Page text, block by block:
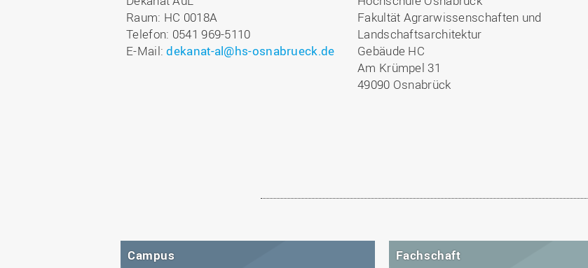
Raum: HC 0018A
Telefon: 0541 969-5110
E-Mail:dekanat-al@hs-osnabrueck.de
Fakultät Agrarwissenschaften und
Landschaftsarchitektur
Gebäude HC
Am Krümpel 31
49090 Osnabrück
Campus Fachschaft